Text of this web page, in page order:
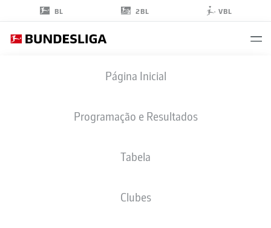
BL 2BL VBL
Página Inicial
Programação e Resultados
Tabela
Clubes
KÖNIGSDÖRFFER